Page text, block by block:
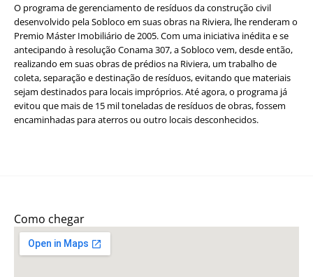
O programa de gerenciamento de resíduos da construção civil
desenvolvido pela Sobloco em suas obras na Riviera, lhe renderam o
Premio Máster Imobiliário de 2005. Com uma iniciativa inédita e se
antecipando à resolução Conama 307, a Sobloco vem, desde então,
realizando em suas obras de prédios na Riviera, um trabalho de
coleta, separação e destinação de resíduos, evitando que materiais
sejam destinados para locais impróprios. Até agora, o programa já
evitou que mais de 15 mil toneladas de resíduos de obras, fossem
encaminhadas para aterros ou outro locais desconhecidos.
Como chegar